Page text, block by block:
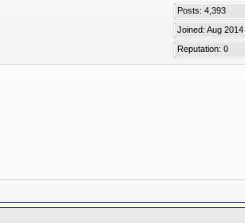
Posts: 4,393
Joined: Aug 2014
Reputation:0